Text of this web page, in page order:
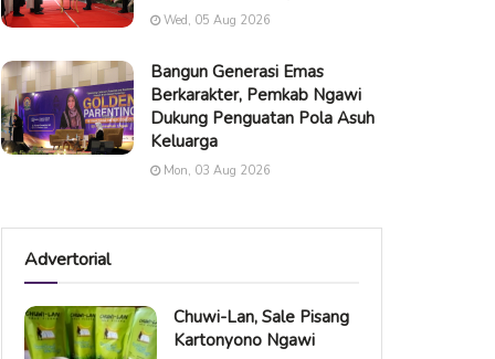
Wed, 05 Aug 2026
Bangun Generasi Emas
Berkarakter, Pemkab Ngawi
Dukung Penguatan Pola Asuh
Keluarga
Mon, 03 Aug 2026
Advertorial
Chuwi-Lan, Sale Pisang
Kartonyono Ngawi